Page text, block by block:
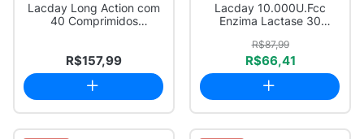
Lacday Long Action com
40 Comprimidos
R$157,99
Lacday 10.000U.Fcc
Enzima Lactase 30
R$87,99
R$66,41